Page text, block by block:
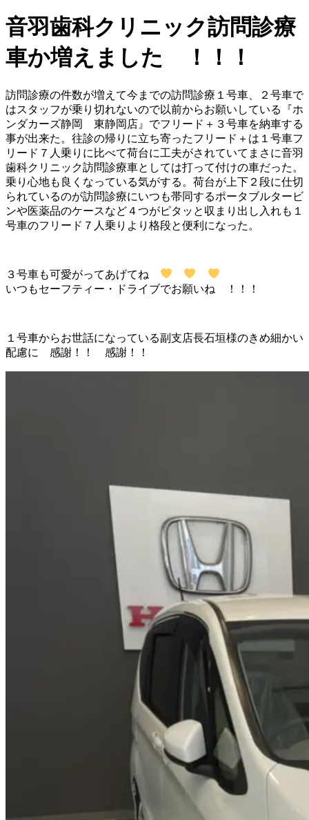
音羽歯科クリニック訪問診療
車か増えました ！！！
訪問診療の件数が増えて今までの訪問診療１号車、２号車で
はスタッフが乗り切れないので以前からお願いしている『ホ
ンダカーズ静岡 東静岡店』でフリード＋３号車を納車する
事が出来た。往診の帰りに立ち寄ったフリード＋は１号車フ
リード７人乗りに比べて荷台に工夫がされていてまさに音羽
歯科クリニック訪問診療車としては打って付けの車だった。
乗り心地も良くなっている気がする。荷台が上下２段に仕切
られているのが訪問診療にいつも帯同するポータブルタービ
ンや医薬品のケースなど４つがピタッと収まり出し入れも１
号車のフリード７人乗りより格段と便利になった。
３号車も可愛がってあげてね
いつもセーフティー・ドライブでお願いね ！！！
１号車からお世話になっている副支店長石垣様のきめ細かい
配慮に 感謝！！ 感謝！！